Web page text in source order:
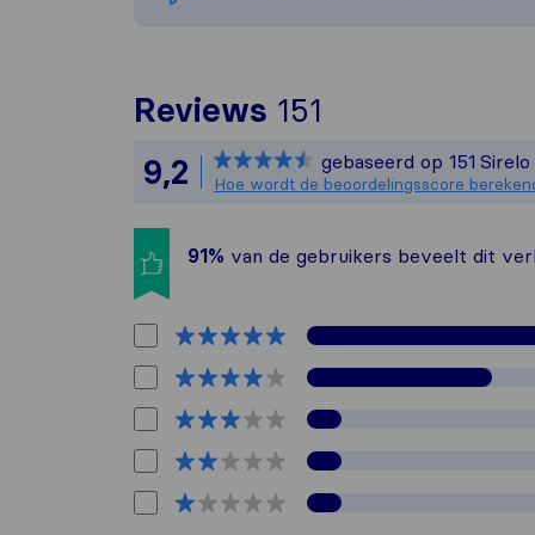
Reviews 151
Alle reviews
9,2 gebaseerd op 151
Hoe wordt de beoordelingsscore
91% van de gebruikers beveelt dit